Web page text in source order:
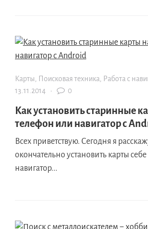
Карты Поисковая техника Работа с
13.11.2014 · 0
Как установить старинные
телефон или навигатор с
Всех приветствую. Сегодня я
окончательно установить карты
навигатор...